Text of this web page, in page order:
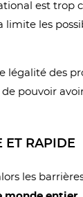
est trop
limite les
légalité des
pouvoir
ET RAPIDE
les